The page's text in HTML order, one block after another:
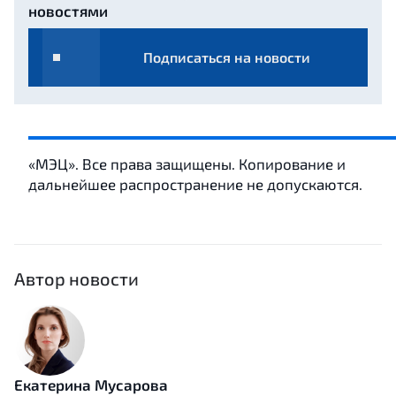
новостями
Подписаться на новости
«МЭЦ». Все права защищены. Копирование и
дальнейшее распространение не допускаются.
Автор новости
Екатерина Мусарова